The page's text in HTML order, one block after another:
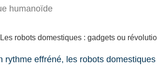
humanoïde
effréné, les robots